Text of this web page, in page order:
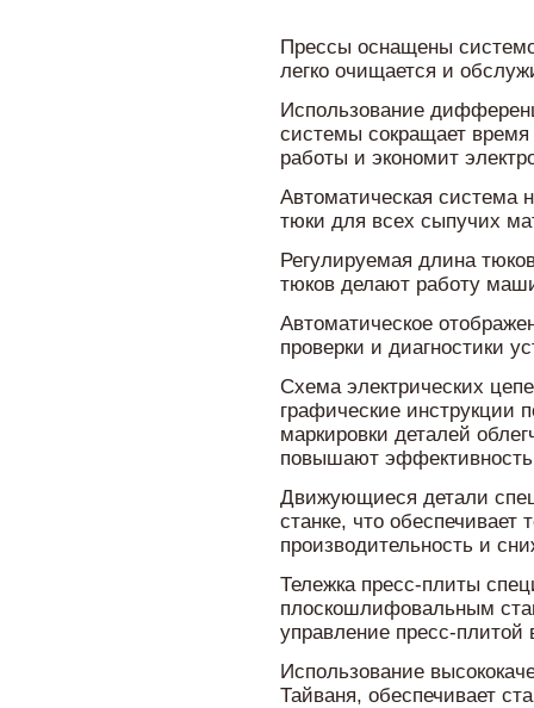
Прессы оснащены
легко очищается и
Использование
системы сокращает
работы и экономит
Автоматическая система
тюки для всех сыпучих
Регулируемая длина
тюков делают работу
Автоматическое
проверки и диагностики
Схема электрических
графические инструкции
маркировки деталей
повышают эффективность
Движующиеся детали
станке, что
производительность и
Тележка пресс-плиты
плоскошлифовальным
управление пресс-плитой
Использование
Тайваня, обеспечивает